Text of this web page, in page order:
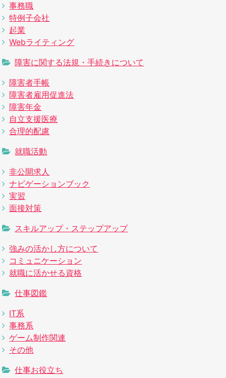
事務職
特例子会社
起業
Webライティング
障害に関する法規・手続きについて
障害者手帳
障害者雇用促進法
障害年金
自立支援医療
合理的配慮
就職活動
非公開求人
ナビゲーションブック
実習
面接対策
スキルアップ・ステップアップ
強みの活かし方について
コミュニケーション
就職に活かせる資格
仕事図鑑
IT系
事務系
ゲーム制作関連
その他
仕事お役立ち